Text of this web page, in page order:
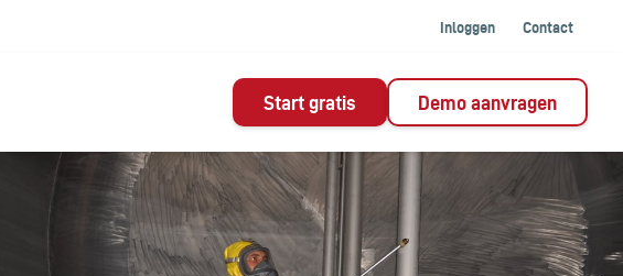
Inloggen Contact
Start gratis Demo aanvragen